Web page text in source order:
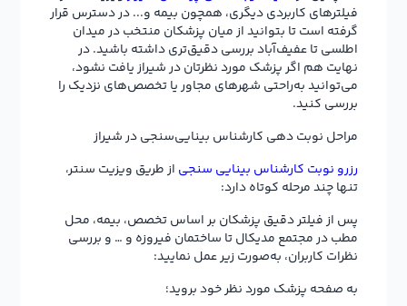
فیلترهای کاربردی دیگری، همچون بیمه و... در دسترس قرار
گرفته است تا بتوانید از میان پزشکان منتخب در میدان
اطلسی تا عفیف‌آباد بررسی دقیق‌تری داشته باشید. در
نهایت هم اگر پزشک مورد نظرتان در شیراز یافت نشود،
می‌توانید به‌راحتی شهرهای مجاور یا تخصص‌های نزدیک را
بررسی کنید.
مراحل نوبت دهی کارشناس بینایی‌سنجی در شیراز
رزرو نوبت کارشناس بینایی ‌سنجی از طریق ویزیت سنتر،
تنها چند مرحله کوتاه دارد:
پس از فیلتر دقیق پزشکان بر اساس تخصص، بیمه، محل
مطب در مجتمع مدیکال تا ساختمان فیروزه و … و بررسی
نظرات کاربران، به‌صورت زیر عمل نمایید:
به صفحه پزشک مورد نظر خود بروید؛